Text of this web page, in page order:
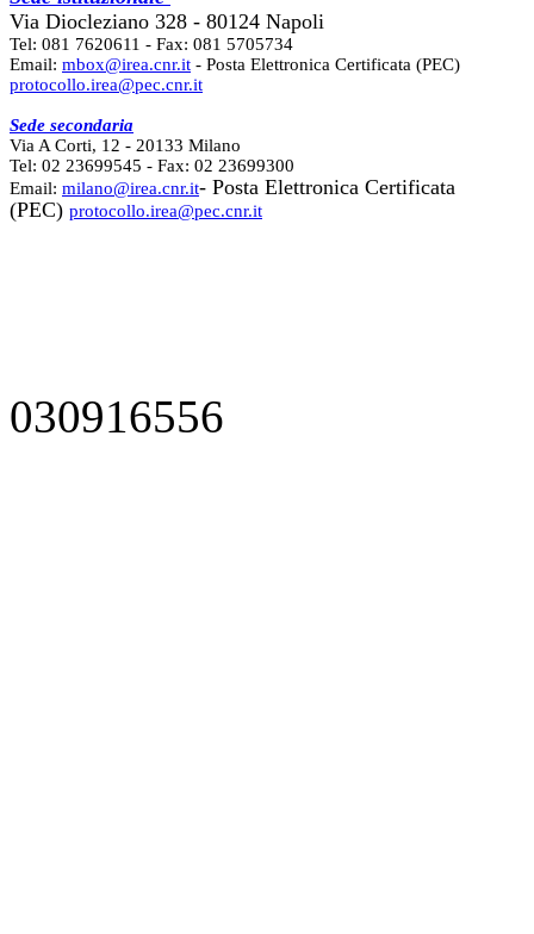
Via Diocleziano 328 - 80124 Napoli
Tel: 081 7620611 - Fax: 081 5705734
Email: mbox@irea.cnr.it - Posta Elettronica Certificata (PEC)
protocollo.irea@pec.cnr.it
Sede secondaria
Via A Corti, 12 - 20133 Milano
Tel: 02 23699545 - Fax: 02 23699300
Email: milano@irea.cnr.it- Posta Elettronica Certificata
(PEC) protocollo.irea@pec.cnr.it
030916556